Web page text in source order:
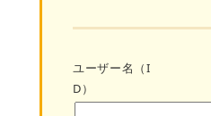
ユーザー名（I
D）